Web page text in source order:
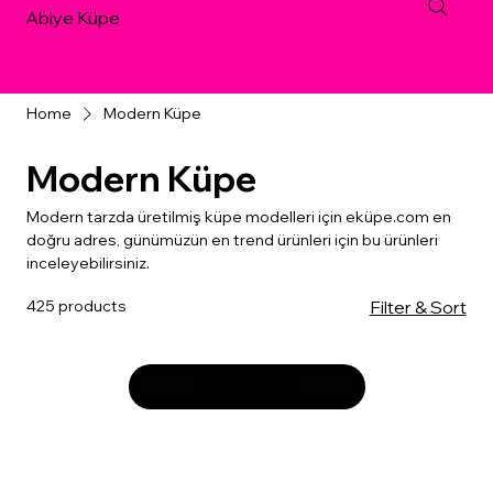
Abiye Küpe
Home Modern Küpe
Modern Küpe
Modern tarzda üretilmiş küpe modelleri için eküpe.com en
doğru adres, günümüzün en trend ürünleri için bu ürünleri
inceleyebilirsiniz.
425 products Filter & Sort